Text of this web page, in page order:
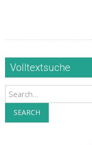
Volltextsuche
Search
SEARCH